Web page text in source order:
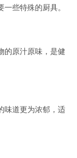
些特殊的厨具。
的原汁原味，是健
味道更为浓郁，适